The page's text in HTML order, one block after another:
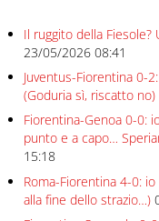
Il ruggito della Fiesole?
23/05/2026 08:41
Juventus-Fiorentina 0-
(Goduria sì, riscatto no)
Fiorentina-Genoa 0-0:
punto e a capo…
15:18
Roma-Fiorentina 4-0: io
alla fine dello strazio…)